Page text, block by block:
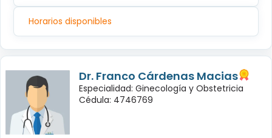
Horarios disponibles
Dr. Franco Cárdenas Macias
Especialidad: Ginecología y Obstetricia
Cédula: 4746769